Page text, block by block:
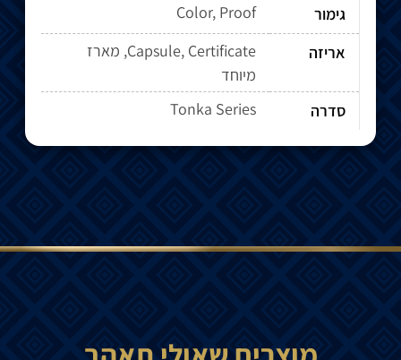
גימור
Color, Proof
אריזה
Capsule, Certificate, מארז
מיוחד
סדרה
Tonka Series